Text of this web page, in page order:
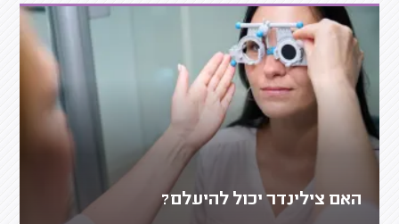
האם צילינדר יכול להיעלם?